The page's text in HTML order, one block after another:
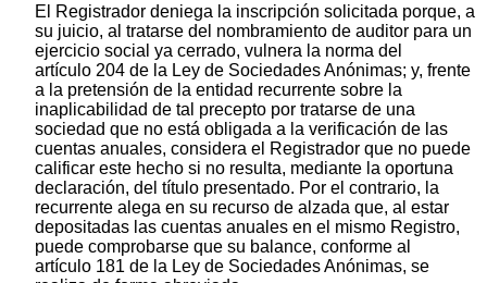
El Registrador deniega la inscripción solicitada porque, a
su juicio, al tratarse del nombramiento de auditor para un
ejercicio social ya cerrado, vulnera la norma del
artículo 204 de la Ley de Sociedades Anónimas; y, frente
a la pretensión de la entidad recurrente sobre la
inaplicabilidad de tal precepto por tratarse de una
sociedad que no está obligada a la verificación de las
cuentas anuales, considera el Registrador que no puede
calificar este hecho si no resulta, mediante la oportuna
declaración, del título presentado. Por el contrario, la
recurrente alega en su recurso de alzada que, al estar
depositadas las cuentas anuales en el mismo Registro,
puede comprobarse que su balance, conforme al
artículo 181 de la Ley de Sociedades Anónimas, se